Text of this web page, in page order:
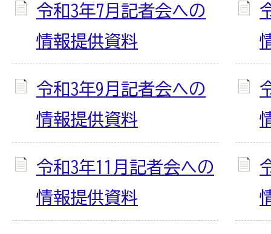
令和3年7月記者会への
情報提供資料
令和3年9月記者会への
情報提供資料
令和3年11月記者会への
情報提供資料